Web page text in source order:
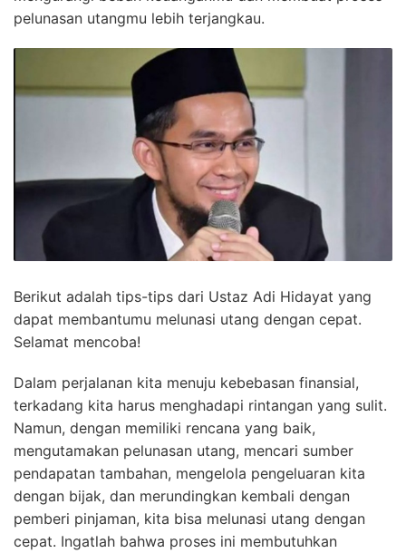
pelunasan utangmu lebih terjangkau.
Berikut adalah tips-tips dari Ustaz Adi Hidayat yang
dapat membantumu melunasi utang dengan cepat.
Selamat mencoba!
Dalam perjalanan kita menuju kebebasan finansial,
terkadang kita harus menghadapi rintangan yang sulit.
Namun, dengan memiliki rencana yang baik,
mengutamakan pelunasan utang, mencari sumber
pendapatan tambahan, mengelola pengeluaran kita
dengan bijak, dan merundingkan kembali dengan
pemberi pinjaman, kita bisa melunasi utang dengan
cepat. Ingatlah bahwa proses ini membutuhkan